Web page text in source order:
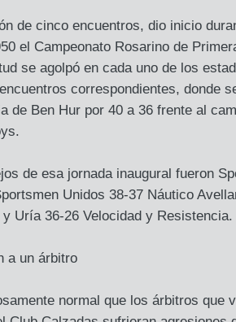
de cinco encuentros, dio inicio
el Campeonato Rosarino de
se agolpó en cada uno de los
correspondientes, donde
de Ben Hur por 40 a 36 frente al
de esa jornada inaugural fueron
Unidos 38-37 Náutico
Uría 36-26 Velocidad y Resistencia.
a un árbitro
normal que los árbitros que